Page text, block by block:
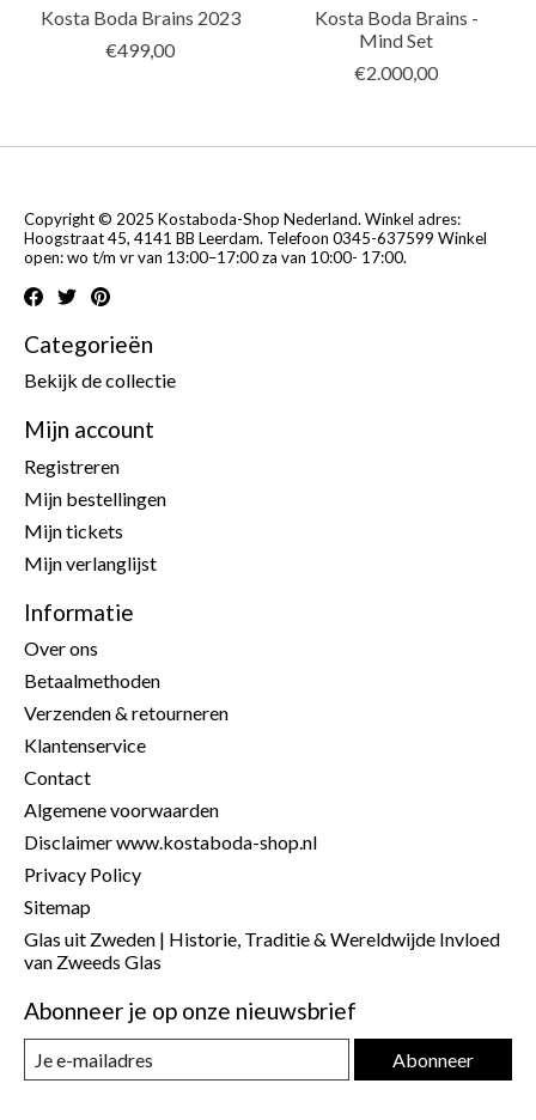
Kosta Boda Brains 2023
€499,00
Kosta Boda Brains -
Mind Set
€2.000,00
Copyright © 2025 Kostaboda-Shop Nederland. Winkel adres:
Hoogstraat 45, 4141 BB Leerdam. Telefoon 0345-637599 Winkel
open: wo t/m vr van 13:00–17:00 za van 10:00- 17:00.
Categorieën
Bekijk de collectie
Mijn account
Registreren
Mijn bestellingen
Mijn tickets
Mijn verlanglijst
Informatie
Over ons
Betaalmethoden
Verzenden & retourneren
Klantenservice
Contact
Algemene voorwaarden
Disclaimer www.kostaboda-shop.nl
Privacy Policy
Sitemap
Glas uit Zweden | Historie, Traditie & Wereldwijde Invloed
van Zweeds Glas
Abonneer je op onze nieuwsbrief
Abonneer